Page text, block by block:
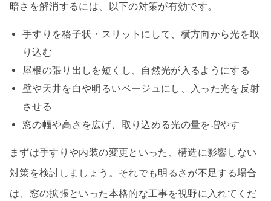
暗さを解消するには、以下の対策が有効です。
手すりを格子状・スリットにして、横方向から光を取
り込む
屋根の張り出しを短くし、自然光が入るようにする
壁や天井を白や明るいベージュにし、入った光を反射
させる
窓の幅や高さを広げ、取り込める光の量を増やす
まずは手すりや内装の変更といった、構造に影響しない
対策を検討しましょう。それでも明るさが不足する場合
は、窓の拡張といった本格的な工事を視野に入れてくだ